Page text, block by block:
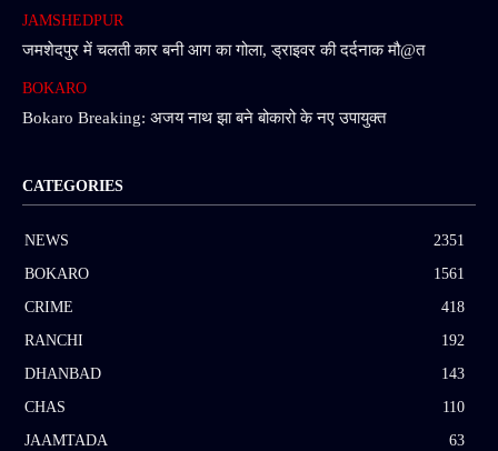
JAMSHEDPUR
जमशेदपुर में चलती कार बनी आग का गोला, ड्राइवर की दर्दनाक मौ@त
BOKARO
Bokaro Breaking: अजय नाथ झा बने बोकारो के नए उपायुक्त
CATEGORIES
NEWS
2351
BOKARO
1561
CRIME
418
RANCHI
192
DHANBAD
143
CHAS
110
JAAMTADA
63